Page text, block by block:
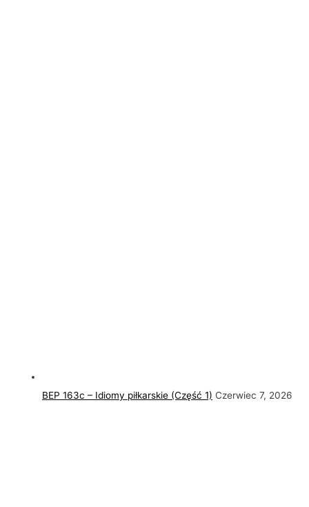
BEP 163c – Idiomy piłkarskie (Część 1) Czerwiec 7, 2026